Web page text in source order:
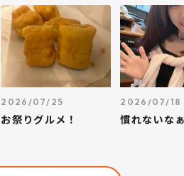
2026/07/25
お祭りグルメ！
2026/07/18
慣れないな